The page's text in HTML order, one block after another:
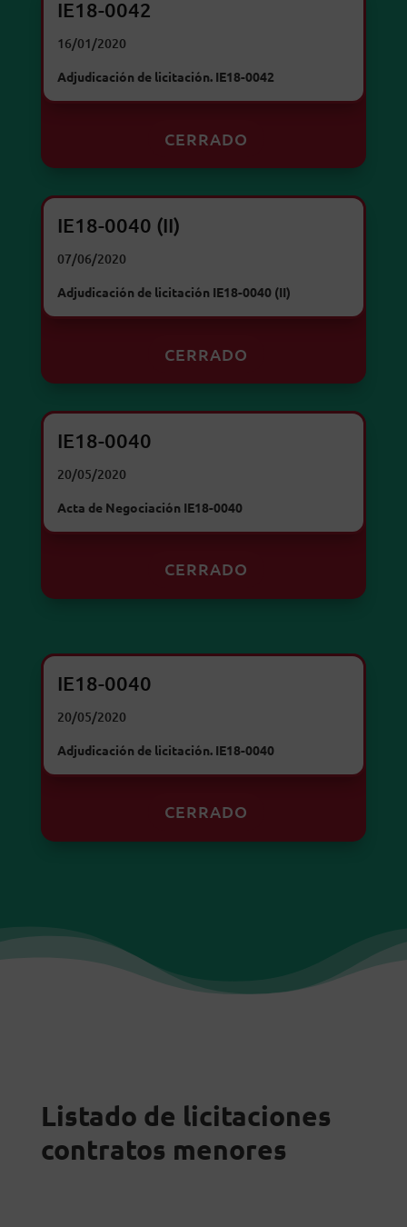
IE18-0042
16/01/2020
Adjudicación de licitación. IE18-0042
CERRADO
IE18-0040 (II)
07/06/2020
Adjudicación de licitación IE18-0040 (II)
CERRADO
IE18-0040
20/05/2020
Acta de Negociación IE18-0040
CERRADO
IE18-0040
20/05/2020
Adjudicación de licitación. IE18-0040
CERRADO
Listado de licitaciones
contratos menores